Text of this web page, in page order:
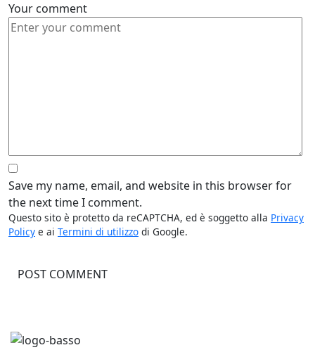
Your comment
Save my name, email, and website in this browser for
the next time I comment.
Questo sito è protetto da reCAPTCHA, ed è soggetto alla Privacy
Policy e ai Termini di utilizzo di Google.